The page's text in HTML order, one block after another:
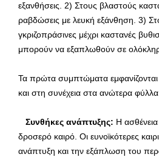
εξανθήσεις. 2) Στους βλαστούς
ραβδώσεις με λευκή εξάνθηση. 3)
γκριζοπράσινες μέχρι καστανές
μπορούν να εξαπλωθούν σε
Τα πρώτα συμπτώματα
και στη συνέχεια στα ανώτερα
Συνθήκες ανάπτυξης: Η
δροσερό καιρό. Οι ευνοϊκότερες
ανάπτυξη και την εξάπλωση του